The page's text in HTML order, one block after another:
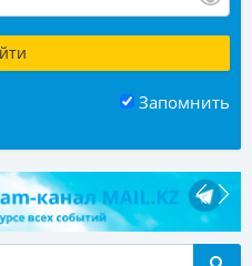
Запомнить